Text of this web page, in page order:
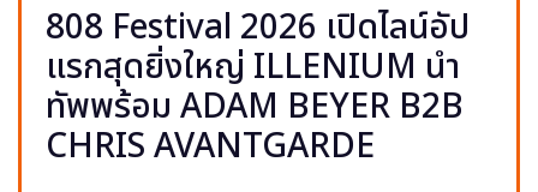
808 Festival 2026 เปิดไลน์อัป
แรกสุดยิ่งใหญ่ ILLENIUM นำ
ทัพพร้อม ADAM BEYER B2B
CHRIS AVANTGARDE